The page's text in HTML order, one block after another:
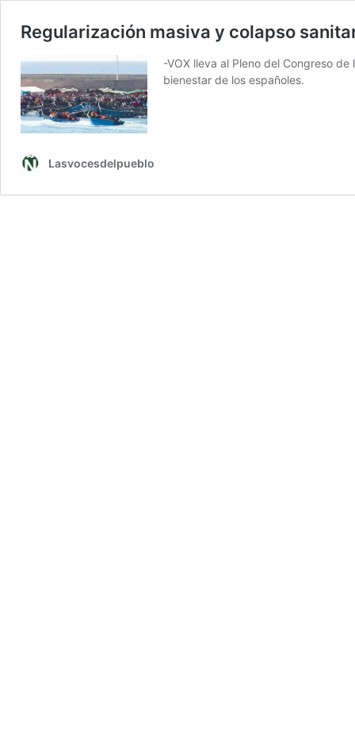
Regularización masiva y colapso
-VOX lleva al Pleno del Congreso
bienestar de los españoles.
Lasvocesdelpueblo